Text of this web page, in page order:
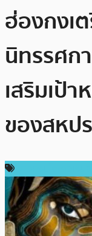
ฮ่องกงเ
นิทรรศก
เสริมเป้
ของสหป